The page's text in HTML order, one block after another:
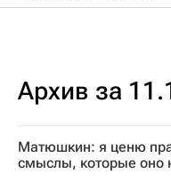
Архив за
Матюшкин: я ценю
смыслы, которые оно